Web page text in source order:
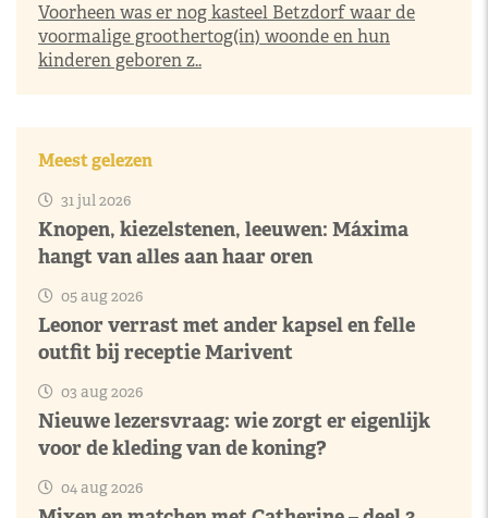
Voorheen was er nog kasteel Betzdorf waar de
voormalige groothertog(in) woonde en hun
kinderen geboren z..
Meest gelezen
31 jul 2026
Knopen, kiezelstenen, leeuwen: Máxima
hangt van alles aan haar oren
05 aug 2026
Leonor verrast met ander kapsel en felle
outfit bij receptie Marivent
03 aug 2026
Nieuwe lezersvraag: wie zorgt er eigenlijk
voor de kleding van de koning?
04 aug 2026